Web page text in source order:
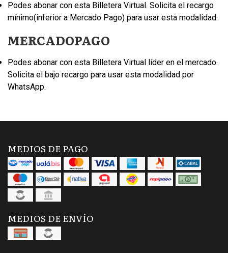
Podes abonar con esta Billetera Virtual. Solicita el recargo
mínimo(inferior a Mercado Pago) para usar esta modalidad.
MERCADOPAGO
Podes abonar con esta Billetera Virtual líder en el mercado.
Solicita el bajo recargo para usar esta modalidad por
WhatsApp.
MEDIOS DE PAGO
MEDIOS DE ENVÍO